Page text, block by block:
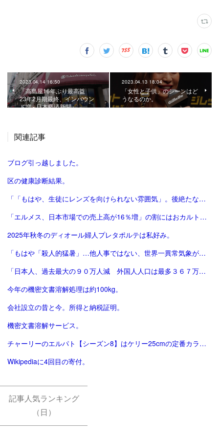
2023.04.14 16:50
「高島屋16年ぶり最高益
23年2月期最終、インバウン
ド増 - 日本経済新聞」
2023.04.13 18:04
「女性と子供」のシーンはど
うなるのか。
関連記事
ブログ引っ越しました。
区の健康診断結果。
「「もはや、生徒にレンズを向けられない雰囲気」。後絶たない教員による盗撮、現場に波紋――運動会や修学旅行控え、先生が萎縮するワケ | 鹿児島のニュース | 南日本新聞デジタル」
「エルメス、日本市場での売上高が16％増」の割にはおカルト系（笑）は減った気がする。
2025年秋冬のディオール婦人プレタポルテは私好み。
「もはや「殺人的猛暑」…他人事ではない、世界一異常気象が発生する国とは？ | ニュースな本 | ダイヤモンド・オンライン」
「日本人、過去最大の９０万人減 外国人人口は最多３６７万人―総務省：時事ドットコム」
今年の機密文書溶解処理は約100kg。
会社設立の昔と今。所得と納税証明。
機密文書溶解サービス。
チャーリーのエルパト【シーズン8】はケリー25cmの定番カラーで終了。
Wikipediaに4回目の寄付。
記事人気ランキング
（日）